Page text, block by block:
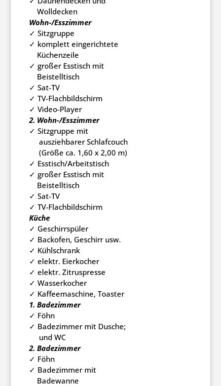
Wolldecken
Wohn-/Esszimmer
✓ Sitzgruppe
✓ komplett eingerichtete
Küchenzeile
✓ großer Esstisch mit
Beistelltisch
✓ Sat-TV
✓ TV-Flachbildschirm
✓ Video-Player
2. Wohn-/Esszimmer
✓ Sitzgruppe mit
ausziehbarer Schlafcouch
(Größe ca. 1,60 x 2,00 m)
✓ Esstisch/Arbeitstisch
✓ großer Esstisch mit
Beistelltisch
✓ Sat-TV
✓ TV-Flachbildschirm
Küche
✓ Geschirrspüler
✓ Backofen, Geschirr usw.
✓ Kühlschrank
✓ elektr. Eierkocher
✓ elektr. Zitruspresse
✓ Wasserkocher
✓ Kaffeemaschine, Toaster
1. Badezimmer
✓ Föhn
✓ Badezimmer mit Dusche;
und WC
2. Badezimmer
✓ Föhn
✓ Badezimmer mit
Badewanne